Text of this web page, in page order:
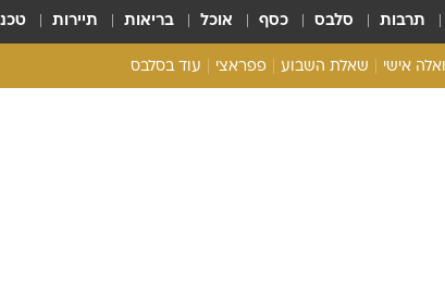
תרבות סלבס כסף אוכל בריאות תיירות
וואלה אישי שאלת השבוע פפראצי עוד בסלבס